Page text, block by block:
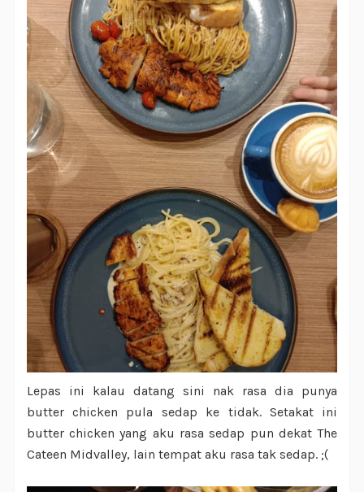
Lepas ini kalau datang sini nak rasa dia punya
butter chicken pula sedap ke tidak. Setakat ini
butter chicken yang aku rasa sedap pun dekat The
Cateen Midvalley, lain tempat aku rasa tak sedap. ;(